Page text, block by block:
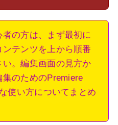
者の方は、まず最初に
ンテンツ を上から順番
い。編集画面の見方か
集のためのPremiere
使い方についてまとめ